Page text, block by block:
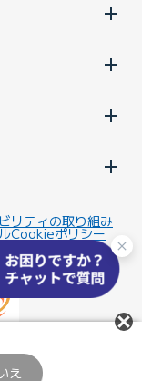
え
リティの取り組み
Cookieポリシー
基本方針